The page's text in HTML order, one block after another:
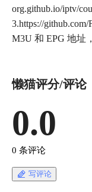
org.github.io/iptv/
3.https://
M3U 和 EPG 地址
懒猫评分/评论
0.0
0 条评论
写评论